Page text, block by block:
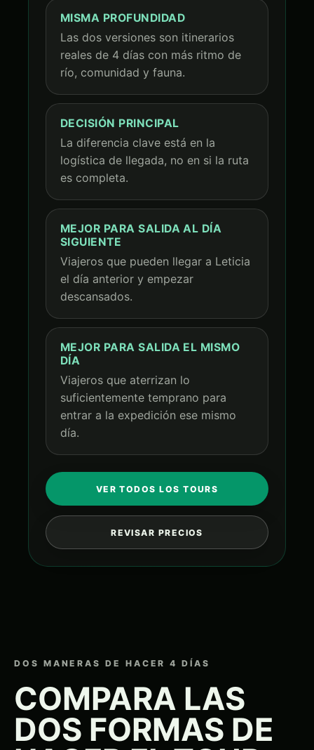
MISMA PROFUNDIDAD
Las dos versiones son itinerarios
reales de 4 días con más ritmo de
río, comunidad y fauna.
DECISIÓN PRINCIPAL
La diferencia clave está en la
logística de llegada, no en si la ruta
es completa.
MEJOR PARA SALIDA AL DÍA
SIGUIENTE
Viajeros que pueden llegar a Leticia
el día anterior y empezar
descansados.
MEJOR PARA SALIDA EL MISMO
DÍA
Viajeros que aterrizan lo
suficientemente temprano para
entrar a la expedición ese mismo
día.
VER TODOS LOS TOURS
REVISAR PRECIOS
DOS MANERAS DE HACER 4 DÍAS
COMPARA LAS
DOS FORMAS DE